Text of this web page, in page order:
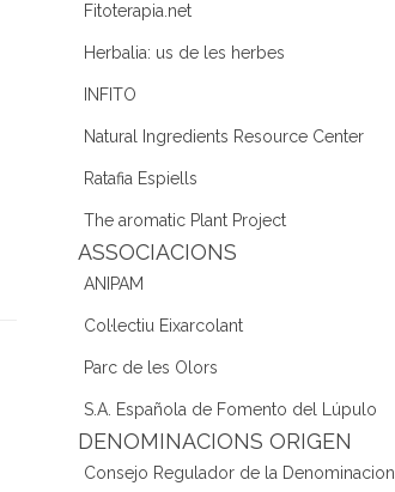
Fitoterapia.net
Herbalia: us de les herbes
INFITO
Natural Ingredients Resource Center
Ratafia Espiells
The aromatic Plant Project
ASSOCIACIONS
ANIPAM
Col·lectiu Eixarcolant
Parc de les Olors
S.A. Española de Fomento del Lúpulo
DENOMINACIONS ORIGEN
Consejo Regulador de la Denominacion